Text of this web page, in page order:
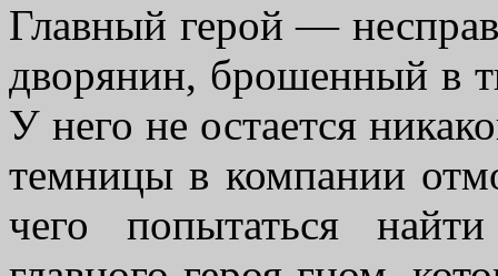
Главный герой —
дворянин, брошенный в
У него не остается
темницы в компании
чего попытаться